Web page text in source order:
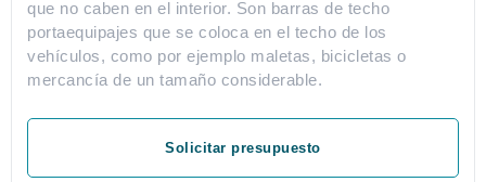
que no caben en el interior. Son barras de techo
portaequipajes que se coloca en el techo de los
vehículos, como por ejemplo maletas, bicicletas o
mercancía de un tamaño considerable.
Solicitar presupuesto